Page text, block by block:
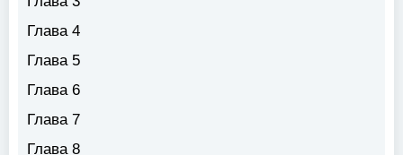
Глава 4
Глава 5
Глава 6
Глава 7
Глава 8